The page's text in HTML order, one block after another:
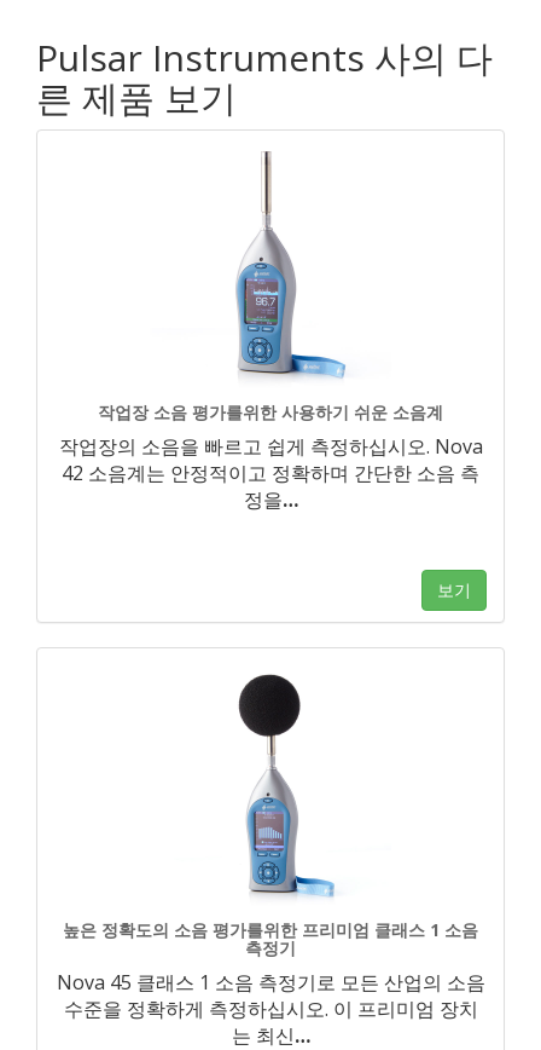
Pulsar Instruments 사의 다
른 제품 보기
작업장 소음 평가를위한 사용하기 쉬운 소음계
작업장의 소음을 빠르고 쉽게 측정하십시오. Nova
42 소음계는 안정적이고 정확하며 간단한 소음 측
정을…
보기
높은 정확도의 소음 평가를위한 프리미엄 클래스 1 소음
측정기
Nova 45 클래스 1 소음 측정기로 모든 산업의 소음
수준을 정확하게 측정하십시오. 이 프리미엄 장치
는 최신…